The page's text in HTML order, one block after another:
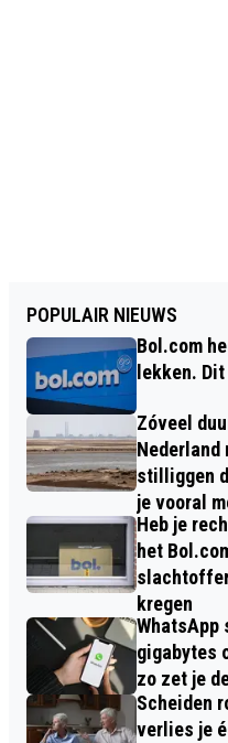
POPULAIR NIEUWS
Bol.com
lekken.
Zóveel
Nederland
stilliggen
je vooral
Heb je
het
kregen
gigabytes
zo zet je
Scheiden
verlies je